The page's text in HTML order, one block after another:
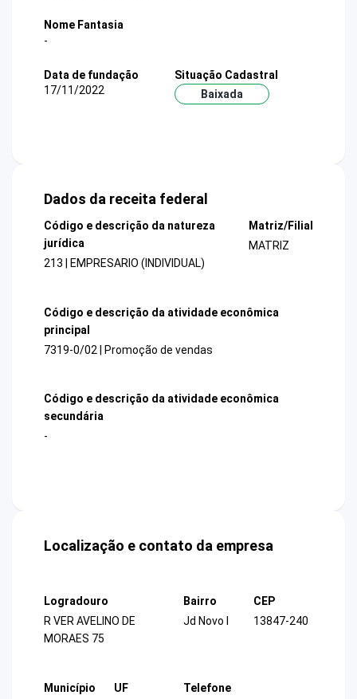
Nome Fantasia
-
Data de fundação
17/11/2022
Situação Cadastral
Baixada
Dados da receita federal
Código e descrição da natureza
jurídica
213 | EMPRESARIO (INDIVIDUAL)
Matriz/Filial
MATRIZ
Código e descrição da atividade econômica
principal
7319-0/02 | Promoção de vendas
Código e descrição da atividade econômica
secundária
-
Localização e contato da empresa
Logradouro
R VER AVELINO DE
MORAES 75
Bairro
Jd Novo I
CEP
13847-240
Município
UF
Telefone